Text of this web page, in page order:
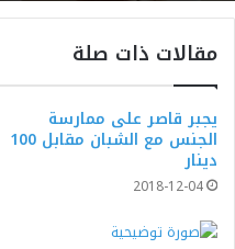
مقالات ذات صلة
يجبر قاصر على ممارسة
الجنس مع الشبان مقابل 100
دينار
2018-12-04